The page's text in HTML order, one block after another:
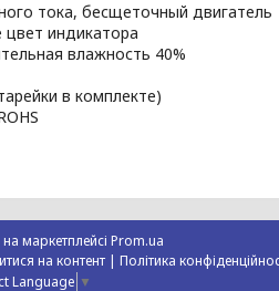
тока, бесщеточный двигатель
индикатора
влажность 40%
в комплекте)
маркетплейсі Prom.ua
на контент | Політика
Language ▼